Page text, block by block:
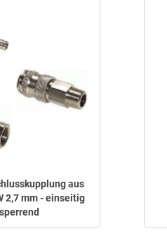
aus
2,7 mm - einseitig